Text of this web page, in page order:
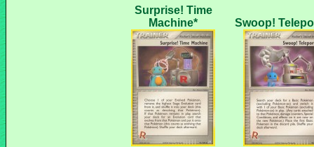
Surprise! Time